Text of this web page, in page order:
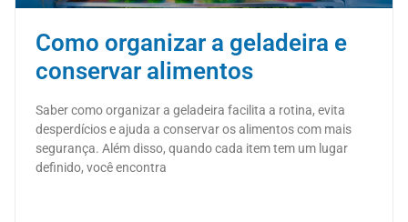
Como organizar a geladeira e
conservar alimentos
Saber como organizar a geladeira facilita a rotina, evita
desperdícios e ajuda a conservar os alimentos com mais
segurança. Além disso, quando cada item tem um lugar
definido, você encontra